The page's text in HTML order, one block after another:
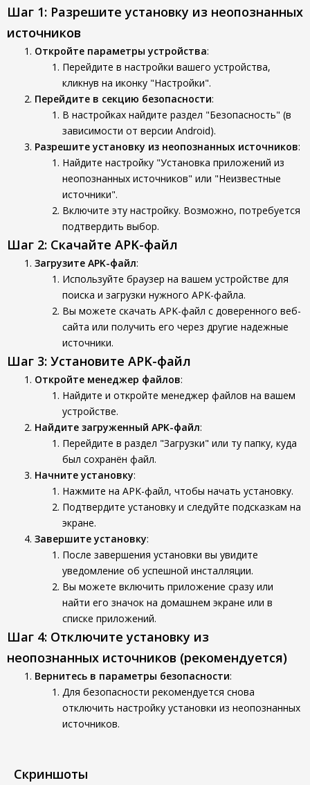
Шаг 1: Разрешите установку из неопознанных
источников
Откройте параметры устройства:
Перейдите в настройки вашего устройства,
кликнув на иконку "Настройки".
Перейдите в секцию безопасности:
В настройках найдите раздел "Безопасность" (в
зависимости от версии Android).
Разрешите установку из неопознанных источников:
Найдите настройку "Установка приложений из
неопознанных источников" или "Неизвестные
источники".
Включите эту настройку. Возможно, потребуется
подтвердить выбор.
Шаг 2: Скачайте APK-файл
Загрузите APK-файл:
Используйте браузер на вашем устройстве для
поиска и загрузки нужного APK-файла.
Вы можете скачать APK-файл с доверенного веб-
сайта или получить его через другие надежные
источники.
Шаг 3: Установите APK-файл
Откройте менеджер файлов:
Найдите и откройте менеджер файлов на вашем
устройстве.
Найдите загруженный APK-файл:
Перейдите в раздел "Загрузки" или ту папку, куда
был сохранён файл.
Начните установку:
Нажмите на APK-файл, чтобы начать установку.
Подтвердите установку и следуйте подсказкам на
экране.
Завершите установку:
После завершения установки вы увидите
уведомление об успешной инсталляции.
Вы можете включить приложение сразу или
найти его значок на домашнем экране или в
списке приложений.
Шаг 4: Отключите установку из
неопознанных источников (рекомендуется)
Вернитесь в параметры безопасности:
Для безопасности рекомендуется снова
отключить настройку установки из неопознанных
источников.
Скриншоты